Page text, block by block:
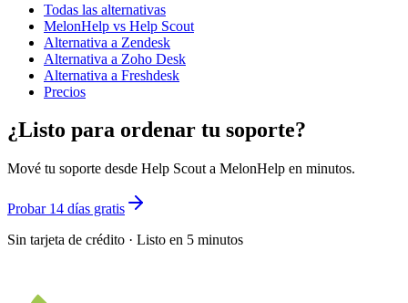
Todas las alternativas
MelonHelp vs Help Scout
Alternativa a Zendesk
Alternativa a Zoho Desk
Alternativa a Freshdesk
Precios
¿Listo para ordenar tu soporte?
Mové tu soporte desde Help Scout a MelonHelp en minutos.
Probar 14 días gratis
Sin tarjeta de crédito · Listo en 5 minutos